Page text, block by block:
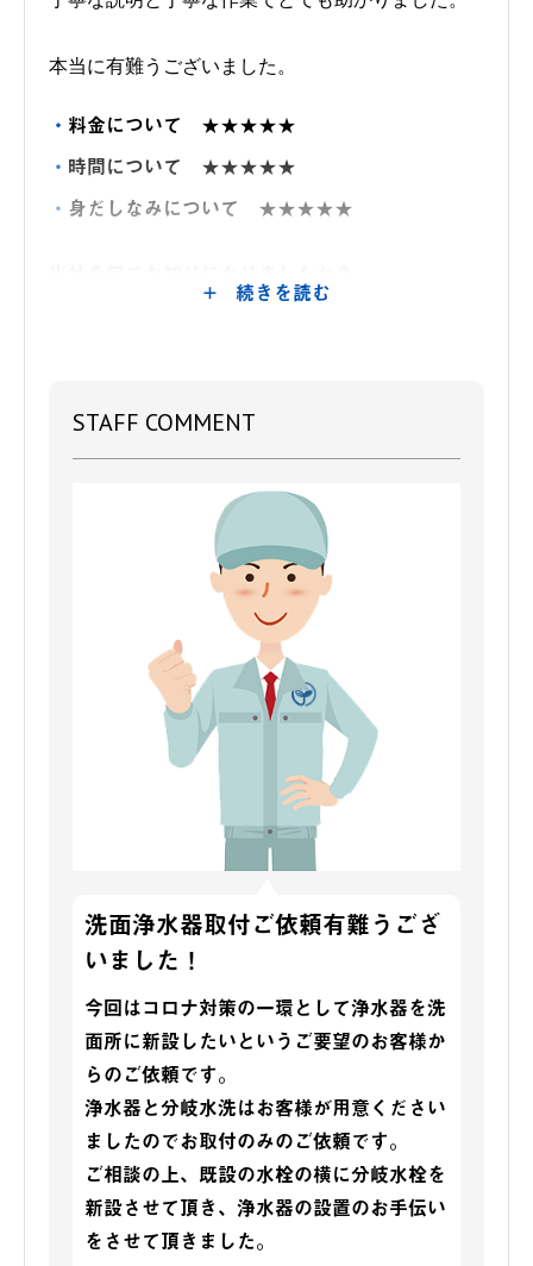
本当に有難うございました。
料金について ★★★★★
時間について ★★★★★
身だしなみについて ★★★★★
安心感
+ 続きを読む
STAFF COMMENT
洗面浄水器取付ご依頼有難うござ
いました！
今回はコロナ対策の一環として浄水器を洗
面所に新設したいというご要望のお客様か
らのご依頼です。
浄水器と分岐水洗はお客様が用意ください
ましたのでお取付のみのご依頼です。
ご相談の上、既設の水栓の横に分岐水栓を
新設させて頂き、浄水器の設置のお手伝い
をさせて頂きました。